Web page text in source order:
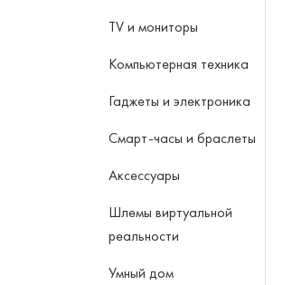
TV и мониторы
Компьютерная техника
Гаджеты и электроника
Смарт-часы и браслеты
Аксессуары
Шлемы виртуальной
реальности
Умный дом